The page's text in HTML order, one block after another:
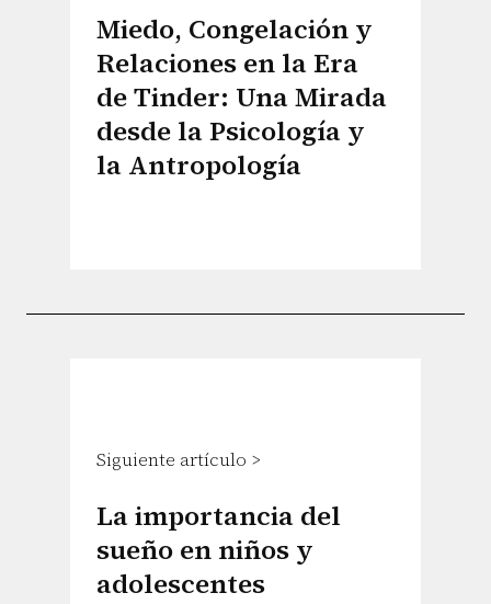
Miedo, Congelación y
Relaciones en la Era
de Tinder: Una Mirada
desde la Psicología y
la Antropología
Siguiente artículo >
La importancia del
sueño en niños y
adolescentes